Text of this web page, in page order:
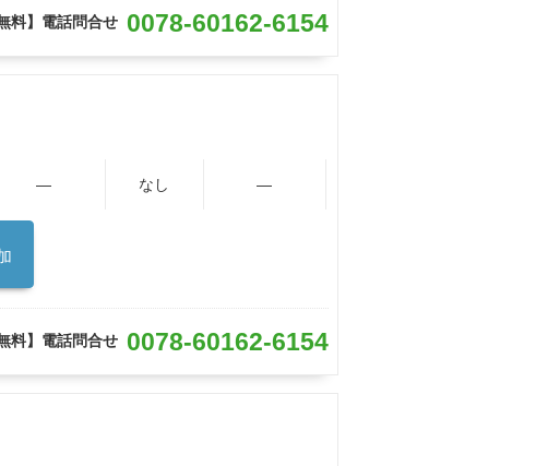
無料】電話問合せ 0078-60162-6154
― なし ―
無料】電話問合せ 0078-60162-6154